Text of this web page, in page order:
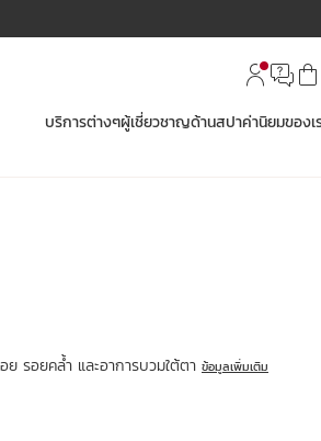
บริการต่างๆผู้เชี่ยวชาญด้านสปาค่านิยมของเ
รอยคล้ำ และอาการบวมใต้ตา ข้อมูลเพิ่มเติม